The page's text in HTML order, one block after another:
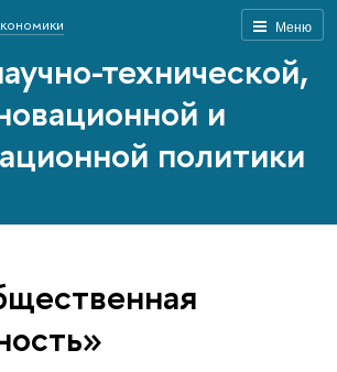
Меню
технической,
и
политики